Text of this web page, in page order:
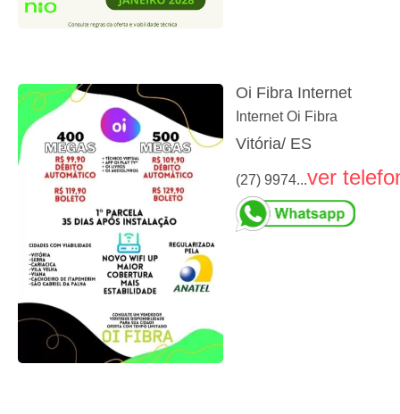
Oi Fibra Internet
Internet Oi Fibra
Vitória/ ES
(27) 9974...ver